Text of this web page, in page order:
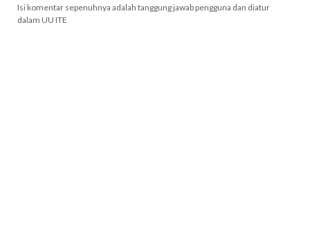
Isi komentar sepenuhnya adalah tanggung jawab pengguna dan diatur
dalam UU ITE